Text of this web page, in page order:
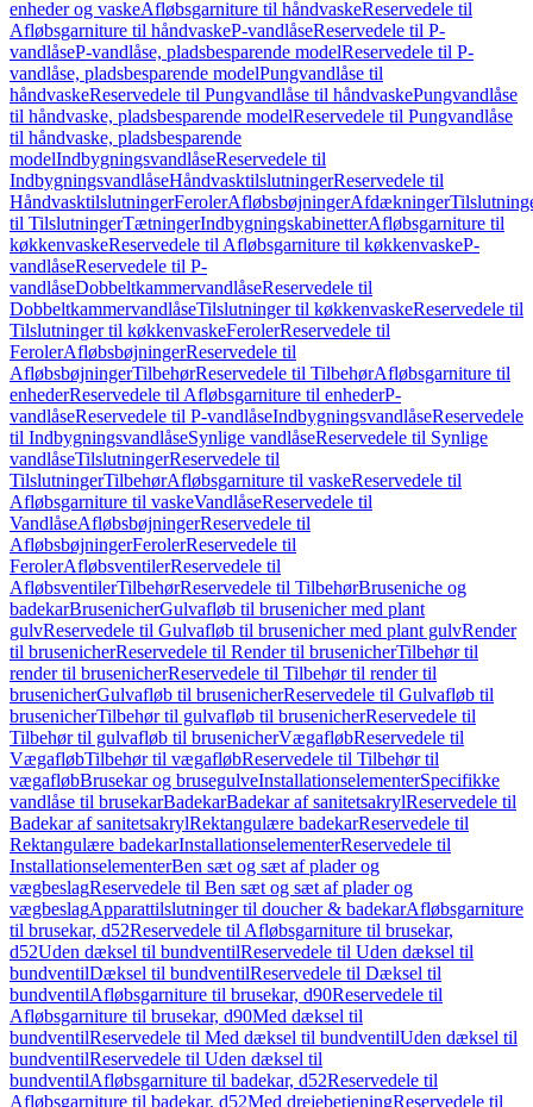
enheder og vaskeAfløbsgarniture til håndvaskeReservedele til
Afløbsgarniture til håndvaskeP-vandlåseReservedele til P-
vandlåseP-vandlåse, pladsbesparende modelReservedele til P-
vandlåse, pladsbesparende modelPungvandlåse til
håndvaskeReservedele til Pungvandlåse til håndvaskePungvandlåse
til håndvaske, pladsbesparende modelReservedele til Pungvandlåse
til håndvaske, pladsbesparende
modelIndbygningsvandlåseReservedele til
IndbygningsvandlåseHåndvasktilslutningerReservedele til
HåndvasktilslutningerFerolerAfløbsbøjningerAfdækninger
til TilslutningerTætningerIndbygningskabinetterAfløbsgarniture til
køkkenvaskeReservedele til Afløbsgarniture til køkkenvaskeP-
vandlåseReservedele til P-
vandlåseDobbeltkammervandlåseReservedele til
DobbeltkammervandlåseTilslutninger til køkkenvaskeReservedele til
Tilslutninger til køkkenvaskeFerolerReservedele til
FerolerAfløbsbøjningerReservedele til
AfløbsbøjningerTilbehørReservedele til TilbehørAfløbsgarniture til
enhederReservedele til Afløbsgarniture til enhederP-
vandlåseReservedele til P-vandlåseIndbygningsvandlåseReservedele
til IndbygningsvandlåseSynlige vandlåseReservedele til Synlige
vandlåseTilslutningerReservedele til
TilslutningerTilbehørAfløbsgarniture til vaskeReservedele til
Afløbsgarniture til vaskeVandlåseReservedele til
VandlåseAfløbsbøjningerReservedele til
AfløbsbøjningerFerolerReservedele til
FerolerAfløbsventilerReservedele til
AfløbsventilerTilbehørReservedele til TilbehørBruseniche og
badekarBrusenicherGulvafløb til brusenicher med plant
gulvReservedele til Gulvafløb til brusenicher med plant gulvRender
til brusenicherReservedele til Render til brusenicherTilbehør til
render til brusenicherReservedele til Tilbehør til render til
brusenicherGulvafløb til brusenicherReservedele til Gulvafløb til
brusenicherTilbehør til gulvafløb til brusenicherReservedele til
Tilbehør til gulvafløb til brusenicherVægafløbReservedele til
VægafløbTilbehør til vægafløbReservedele til Tilbehør til
vægafløbBrusekar og brusegulveInstallationselementerSpecifikke
vandlåse til brusekarBadekarBadekar af sanitetsakrylReservedele til
Badekar af sanitetsakrylRektangulære badekarReservedele til
Rektangulære badekarInstallationselementerReservedele til
InstallationselementerBen sæt og sæt af plader og
vægbeslagReservedele til Ben sæt og sæt af plader og
vægbeslagApparattilslutninger til doucher & badekarAfløbsgarniture
til brusekar, d52Reservedele til Afløbsgarniture til brusekar,
d52Uden dæksel til bundventilReservedele til Uden dæksel til
bundventilDæksel til bundventilReservedele til Dæksel til
bundventilAfløbsgarniture til brusekar, d90Reservedele til
Afløbsgarniture til brusekar, d90Med dæksel til
bundventilReservedele til Med dæksel til bundventilUden dæksel til
bundventilReservedele til Uden dæksel til
bundventilAfløbsgarniture til badekar, d52Reservedele til
Afløbsgarniture til badekar, d52Med drejebetjeningReservedele til